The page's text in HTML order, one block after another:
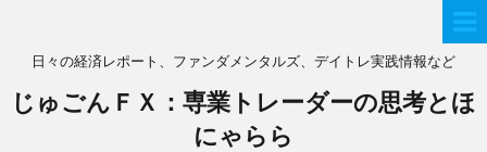
日々の経済レポート、ファンダメンタルズ、デイトレ実践情報など
じゅごんＦＸ：専業トレーダーの思考とほ
にゃらら